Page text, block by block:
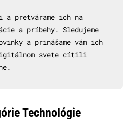
a pretvárame ich na
a príbehy. Sledujeme
a prinášame vám ich
svete cítili
Technológie